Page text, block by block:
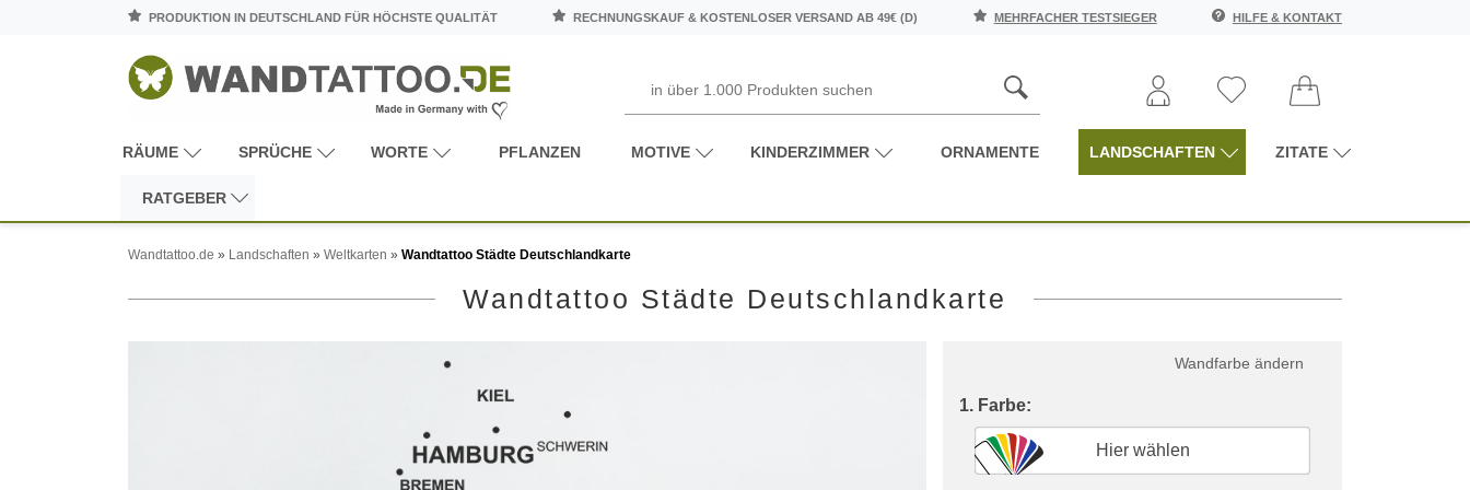
PRODUKTION IN DEUTSCHLAND FÜR HÖCHSTE QUALITÄT RECHNUNGSKAUF & KOSTENLOSER VERSAND AB 49€ (D) MEHRFACHER TESTSIEGER HILFE & KONTAKT
RÄUME SPRÜCHE WORTE PFLANZEN MOTIVE KINDERZIMMER ORNAMENTE LANDSCHAFTEN ZITATE
RATGEBER
Wandtattoo.de » Landschaften » Weltkarten » Wandtattoo Städte Deutschlandkarte
Wandtattoo Städte Deutschlandkarte
Wandfarbe ändern
1. Farbe:
Hier wählen